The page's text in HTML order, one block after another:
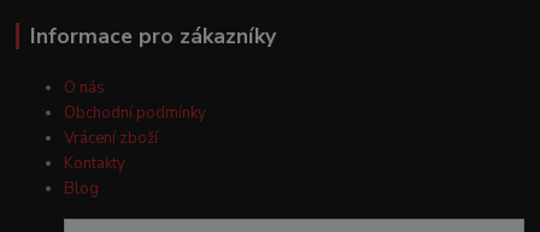
Informace pro zákazníky
O nás
Obchodní podmínky
Vrácení zboží
Kontakty
Blog